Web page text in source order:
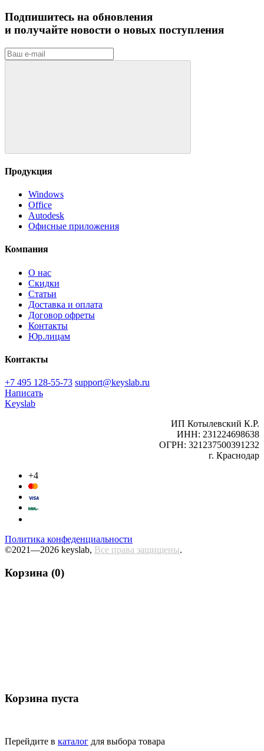
Подпишитесь на обновления
и получайте новости о новых поступления
Продукция
Windows
Office
Autodesk
Офисные приложения
Компания
О нас
Скидки
Статьи
Доставка и оплата
Договор офреты
Контакты
Юр.лицам
Контакты
+7 495 128-55-73 support@keyslab.ru
Написать
Keyslab
ИП Котылевский К.Р.
ИНН: 231224698638
ОГРН: 321237500391232
г. Краснодар
+4
Политика конфеденциальности
©2021—2026 keyslab, Все права защищены.
Корзина (0)
Корзина пуста
Перейдите в каталог для выбора товара